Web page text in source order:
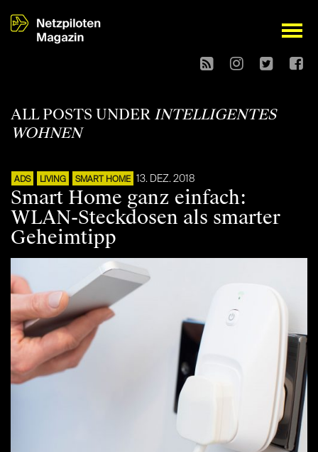
open
ALL POSTS UNDER INTELLIGENTES
WOHNEN
ADS LIVING SMART HOME 13. DEZ. 2018
Smart Home ganz einfach:
WLAN-Steckdosen als smarter
Geheimtipp